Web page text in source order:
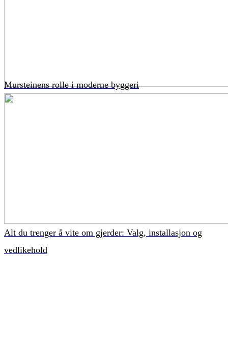
Mursteinens rolle i moderne byggeri
Alt du trenger å vite om gjerder: Valg, installasjon og
vedlikehold